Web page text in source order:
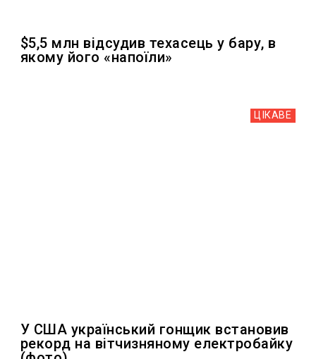
$5,5 млн відсудив техасець у бару, в
якому його «напоїли»
ЦІКАВЕ
У США український гонщик встановив
рекорд на вітчизняному електробайку